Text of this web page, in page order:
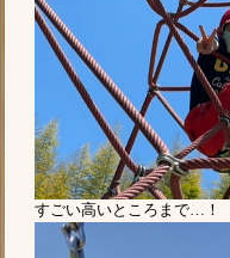
すごい高いところまで…！